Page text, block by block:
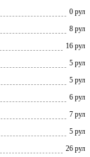
0 рул
8 рул
16 рул
5 рул
5 рул
6 рул
7 рул
5 рул
26 рул